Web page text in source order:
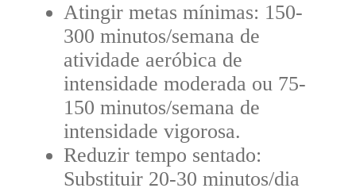
Atingir metas mínimas: 150-
300 minutos/semana de
atividade aeróbica de
intensidade moderada ou 75-
150 minutos/semana de
intensidade vigorosa.
Reduzir tempo sentado:
Substituir 20-30 minutos/dia